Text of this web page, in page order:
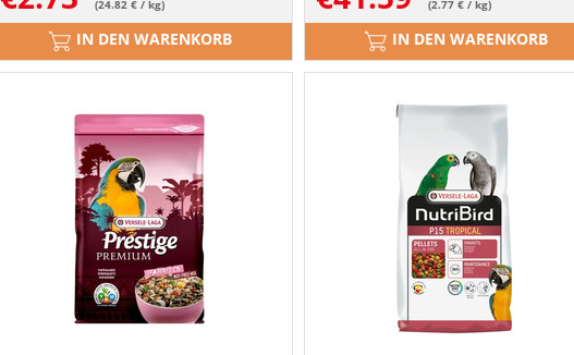
(24.82 € / kg)
IN DEN WARENKORB
(2.77 € / kg)
IN DEN WARENKORB